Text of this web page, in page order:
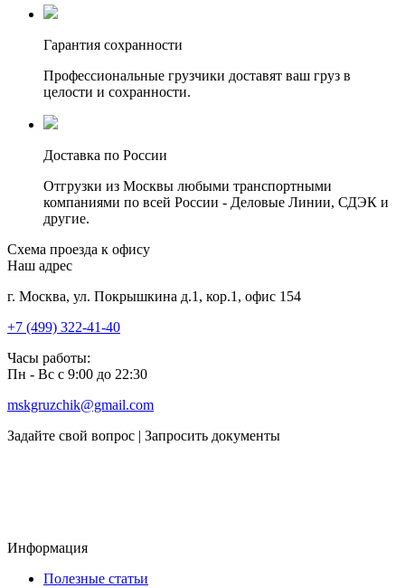
Гарантия сохранности
Профессиональные грузчики доставят ваш груз в
целости и сохранности.
Доставка по России
Отгрузки из Москвы любыми транспортными
компаниями по всей России - Деловые Линии, СДЭК и
другие.
Схема проезда к офису
Наш адрес
г. Москва, ул. Покрышкина д.1, кор.1, офис 154
+7 (499) 322-41-40
Часы работы:
Пн - Вс с 9:00 до 22:30
mskgruzchik@gmail.com
Задайте свой вопрос | Запросить документы
Информация
Полезные статьи